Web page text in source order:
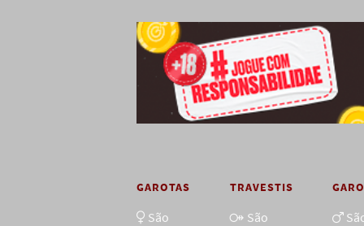
GAROTAS
São
TRAVESTIS
São